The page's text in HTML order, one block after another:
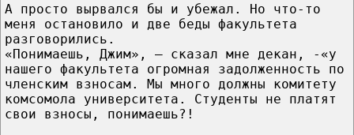
А просто вырвался бы и убежал. Но что-то
меня остановило и две беды факультета
разговорились.
«Понимаешь, Джим», — сказал мне декан, -«у
нашего факультета огромная задолженность по
членским взносам. Мы много должны комитету
комсомола университета. Студенты не платят
свои взносы, понимаешь?!